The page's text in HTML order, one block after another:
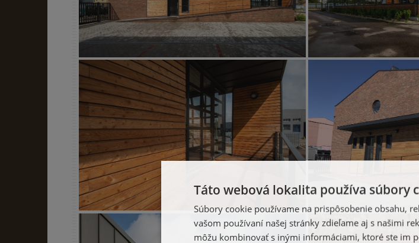
Táto webová lokalita používa súbory
Súbory cookie používame na prispôsobenie obsahu,
vašom používaní našej stránky zdieľame aj s našimi
môžu kombinovať s inými informáciami, ktoré ste im